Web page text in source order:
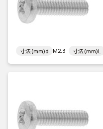
寸法(mm)d M2.3 寸法(mm)L